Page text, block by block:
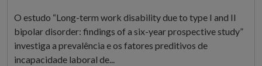
O estudo “Long-term work disability due to type I and II
bipolar disorder: findings of a six-year prospective study”
investiga a prevalência e os fatores preditivos de
incapacidade laboral de...